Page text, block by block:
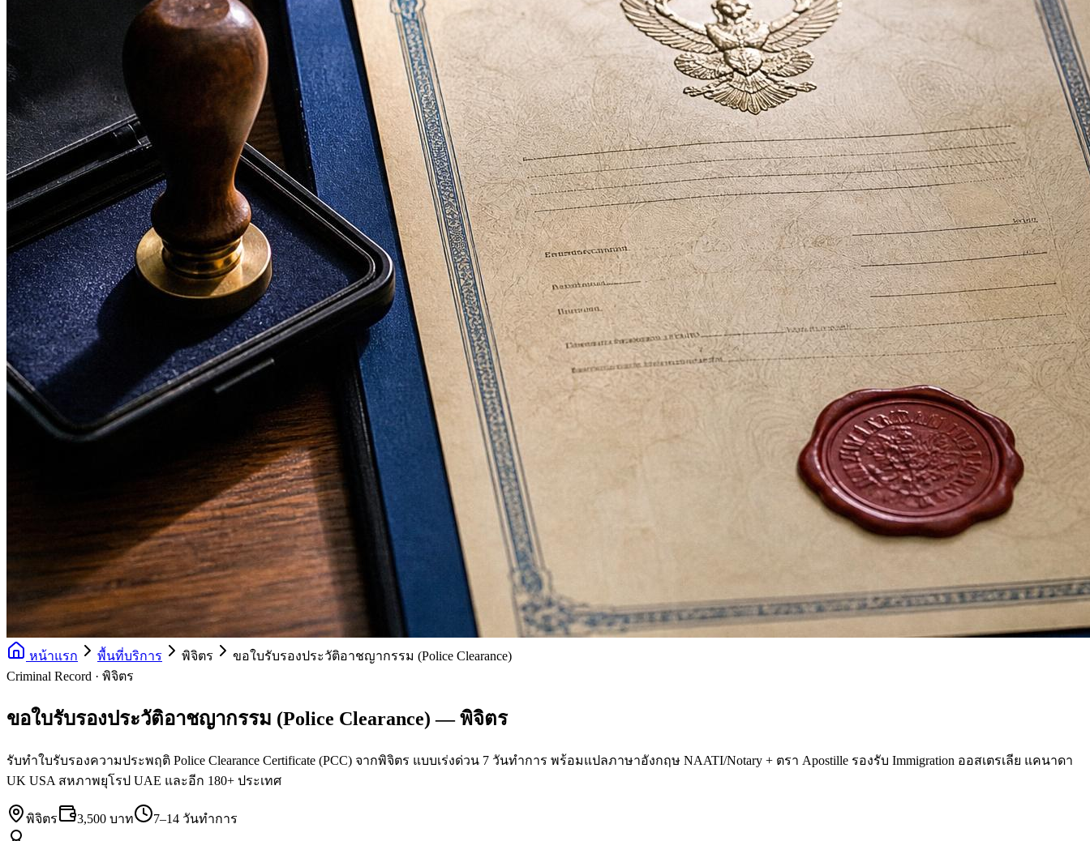
หน้าแรก พื้นที่บริการ พิจิตร
ขอใบรับรองประวัติอาชญากรรม (Police Clearance)
Criminal Record · พิจิตร
ขอใบรับรองประวัติอาชญากรรม (Police Clearance) — พิจิตร
รับทำใบรับรองความประพฤติ Police Clearance Certificate (PCC) จากพิจิตร แบบเร่งด่วน 7 วันทำการ พร้อมแปลภาษาอังกฤษ NAATI/Notary + ตรา Apostille รองรับ Immigration ออสเตรเลีย แคนาดา
UK USA สหภาพยุโรป UAE และอีก 180+ ประเทศ
พิจิตร 3,500 บาท 7–14 วันทำการ